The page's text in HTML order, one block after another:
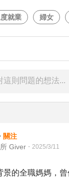
就業 婦女
關注
Giver ・ 2025/3/11
景的全職媽媽，曾